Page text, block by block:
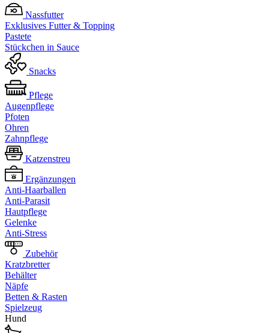
Nassfutter
Exklusives Futter & Topping
Pastete
Stückchen in Sauce
Snacks
Pflege
Augenpflege
Pfoten
Ohren
Zahnpflege
Katzenstreu
Ergänzungen
Anti-Haarballen
Anti-Parasit
Hautpflege
Gelenke
Anti-Stress
Zubehör
Kratzbretter
Behälter
Näpfe
Betten & Rasten
Spielzeug
Hund